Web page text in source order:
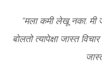
“मला कमी लेखू नका. मी
बोलतो त्यापेक्षा जास्त